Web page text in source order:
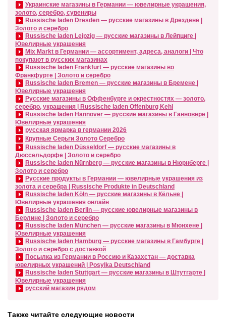
Украинские магазины в Германии — ювелирные украшения,
золото, серебро, сувениры
Russische laden Dresden — русские магазины в Дрездене |
Золото и серебро
Russische laden Leipzig — русские магазины в Лейпциге |
Ювелирные украшения
Mix Markt в Германии — ассортимент, адреса, аналоги | Что
покупают в русских магазинах
Russische laden Frankfurt — русские магазины во
Франкфурте | Золото и серебро
Russische laden Bremen — русские магазины в Бремене |
Ювелирные украшения
Русские магазины в Оффенбурге и окрестностях — золото,
серебро, украшения | Russische laden Offenburg Kehl
Russische laden Hannover — русские магазины в Ганновере |
Ювелирные украшения
русская ярмарка в германии 2026
Крупные Серьги Золото Серебро
Russische laden Düsseldorf — русские магазины в
Дюссельдорфе | Золото и серебро
Russische laden Nürnberg — русские магазины в Нюрнберге |
Золото и серебро
Русские продукты в Германии — ювелирные украшения из
золота и серебра | Russische Produkte in Deutschland
Russische laden Köln — русские магазины в Кёльне |
Ювелирные украшения онлайн
Russische laden Berlin — русские ювелирные магазины в
Берлине | Золото и серебро
Russische laden München — русские магазины в Мюнхене |
Ювелирные украшения
Russische laden Hamburg — русские магазины в Гамбурге |
Золото и серебро с доставкой
Посылка из Германии в Россию и Казахстан — доставка
ювелирных украшений | Posylka Deutschland
Russische laden Stuttgart — русские магазины в Штутгарте |
Ювелирные украшения
русский магазин рядом
Также читайте следующие новости